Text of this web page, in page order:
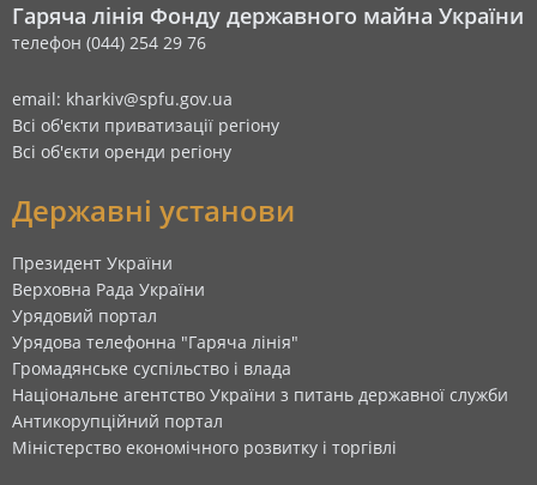
Гаряча лінія Фонду державного майна України
телефон (044) 254 29 76
email: kharkiv@spfu.gov.ua
Всі об'єкти приватизації регіону
Всі об'єкти оренди регіону
Державні установи
Президент України
Верховна Рада України
Урядовий портал
Урядова телефонна "Гаряча лінія"
Громадянське суспільство і влада
Національне агентство України з питань державної служби
Антикорупційний портал
Міністерство економічного розвитку і торгівлі